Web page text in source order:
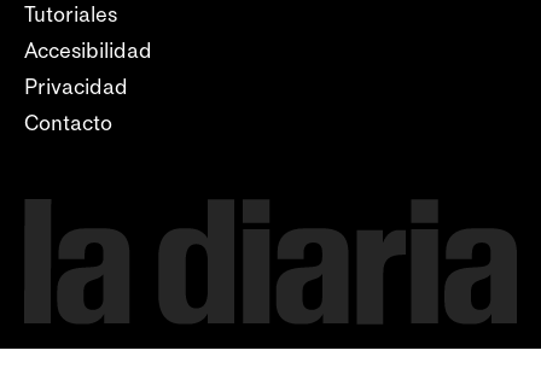
Tutoriales
Accesibilidad
Privacidad
Contacto